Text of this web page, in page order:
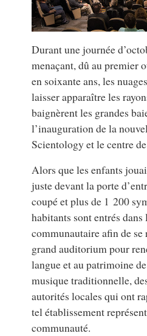
Durant une journée
menaçant, dû au premier
en soixante ans, les
laisser apparaître les
baignèrent les grandes
l’inauguration de la
Scientology et le centre
Alors que les enfants
juste devant la porte
coupé et plus de 1 200
habitants sont entrés
communautaire afin de se
grand auditorium pour
langue et au patrimoine
musique traditionnelle,
autorités locales qui ont
tel établissement
communauté.